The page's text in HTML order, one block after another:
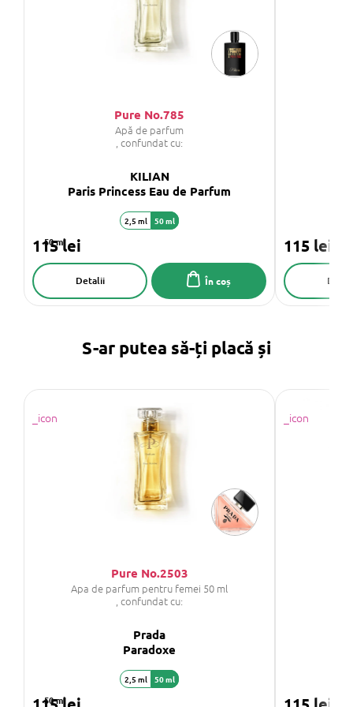
Pure No.785
Apă de parfum
, confundat cu:
KILIAN
Paris Princess Eau de Parfum
50 ml
115 lei
În coș
Detalii
2,5 ml 50 ml
115 lei
S-ar putea să-ți placă și
Pure No.2503
Apa de parfum pentru femei 50 ml
, confundat cu:
Prada
Paradoxe
50 ml
2,5 ml 50 ml